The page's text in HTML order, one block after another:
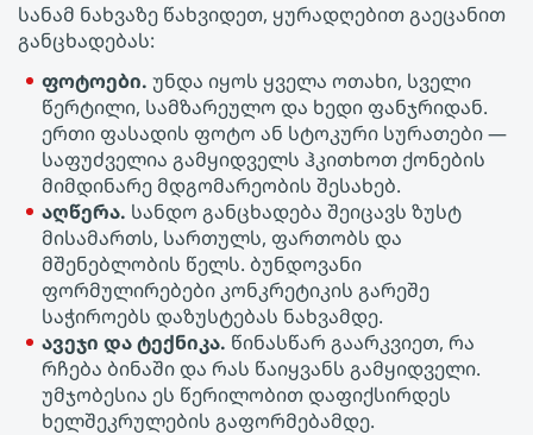
სანამ ნახვაზე წახვიდეთ, ყურადღებით გაეცანით
განცხადებას:
ფოტოები. უნდა იყოს ყველა ოთახი, სველი
წერტილი, სამზარეულო და ხედი ფანჯრიდან.
ერთი ფასადის ფოტო ან სტოკური სურათები —
საფუძველია გამყიდველს ჰკითხოთ ქონების
მიმდინარე მდგომარეობის შესახებ.
აღწერა. სანდო განცხადება შეიცავს ზუსტ
მისამართს, სართულს, ფართობს და
მშენებლობის წელს. ბუნდოვანი
ფორმულირებები კონკრეტიკის გარეშე
საჭიროებს დაზუსტებას ნახვამდე.
ავეჯი და ტექნიკა. წინასწარ გაარკვიეთ, რა
რჩება ბინაში და რას წაიყვანს გამყიდველი.
უმჯობესია ეს წერილობით დაფიქსირდეს
ხელშეკრულების გაფორმებამდე.